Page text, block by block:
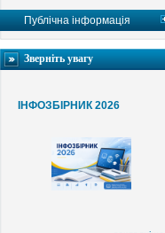
Публічна інформація
Зверніть увагу
ІНФОЗБІРНИК 2026